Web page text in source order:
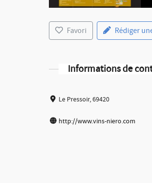
Favori Rédiger
Informations de
Le Pressoir, 69420
http://www.vins-niero.com